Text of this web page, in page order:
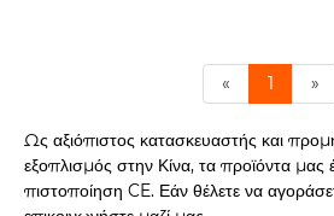
« 1 »
Ως αξιόπιστος κατασκευαστής και
εξοπλισμός στην Κίνα, τα προϊόντα μας
πιστοποίηση CE. Εάν θέλετε να